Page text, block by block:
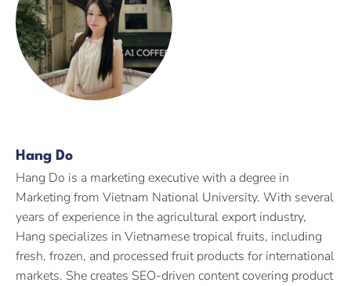
Hang Do
Hang Do is a marketing executive with a degree in
Marketing from Vietnam National University. With several
years of experience in the agricultural export industry,
Hang specializes in Vietnamese tropical fruits, including
fresh, frozen, and processed fruit products for international
markets. She creates SEO-driven content covering product